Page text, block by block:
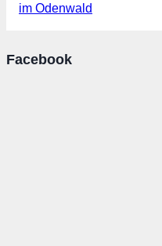
im Odenwald
Facebook